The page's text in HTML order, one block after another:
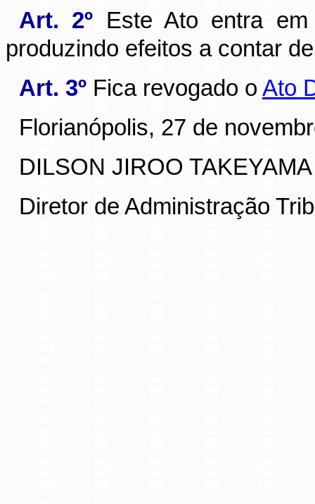
Art. 2º Este Ato entra
produzindo efeitos a contar
Art. 3ºFica revogado o Ato
Florianópolis, 27 de
DILSON JIROO TAKEYAMA
Diretor de Administração